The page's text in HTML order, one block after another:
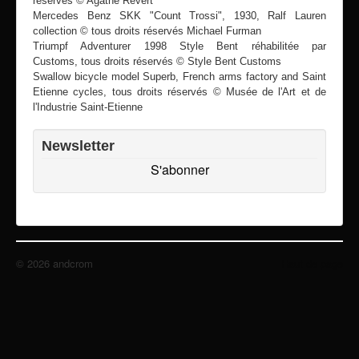
recherche
mentions légales
Mercedes Benz SKK "Count Trossi", 1930, Ralf Lauren
collection © tous droits réservés Michael Furman
Triumpf Adventurer 1998 Style Bent réhabilitée par
Customs, tous droits réservés © Style Bent Customs
Swallow bicycle model Superb, French arms factory and Saint
Etienne cycles, tous droits réservés © Musée de l'Art et de
l'Industrie Saint-Etienne
Newsletter
S'abonner
© 2026 andcrom